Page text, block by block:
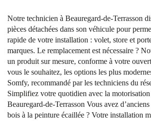
Notre technicien à Beauregard-de-Terrasson
pièces détachées dans son véhicule pour
rapide de votre installation : volet, store et
marques. Le remplacement est nécessaire ?
un produit sur mesure, conforme à votre
vous le souhaitez, les options les plus
Somfy, recommandé par les techniciens du
Simplifiez votre quotidien avec la
Beauregard-de-Terrasson Vous avez
bois à la peinture écaillée ? Votre installation